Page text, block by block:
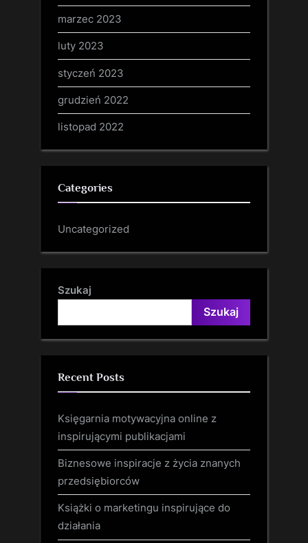
marzec 2023
luty 2023
styczeń 2023
grudzień 2022
listopad 2022
Categories
Uncategorized
Szukaj
Szukaj
Recent Posts
Księgarnia motywacyjna online z
inspirującymi publikacjami
Biznesowe inspiracje z życia znanych
przedsiębiorców
Książki o marketingu inspirujące do
działania